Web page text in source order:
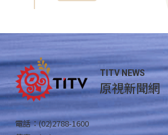
TITV NEWS
原視新聞網
電話：(02)2788-1600